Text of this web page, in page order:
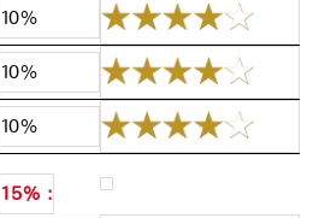
10%
10%
10%
15% :